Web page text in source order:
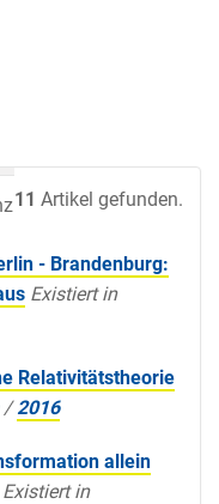
11 Artikel gefunden.
Datum
- Brandenburg:
Existiert in
Relativitätstheorie
/2016
allein
Existiert in